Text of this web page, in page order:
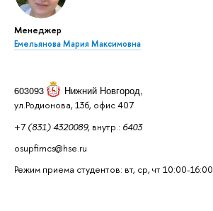
Менеджер
Емельянова Мария Максимовна
603093 Нижний Новгород,
ул.Родионова, 136, офис 407
+7 (831) 4320089, внутр.: 6403
osupfimcs@hse.ru
Режим приема студентов: вт, ср, чт 10:00-16:00